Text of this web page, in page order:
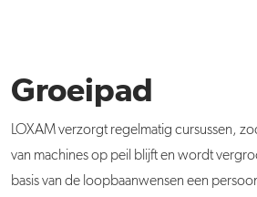
Groeipad
LOXAM verzorgt regelmatig cursussen,
van machines op peil blijft en wordt
basis van de loopbaanwensen een